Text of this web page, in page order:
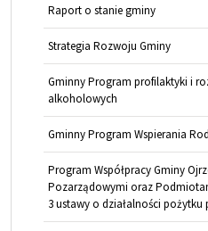
Raport o stanie gminy
Strategia Rozwoju Gminy
Gminny Program profilaktyki i
alkoholowych
Gminny Program Wspierania
Program Współpracy Gminy
Pozarządowymi oraz
3 ustawy o działalności